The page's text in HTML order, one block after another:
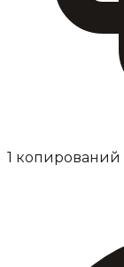
1 копирований